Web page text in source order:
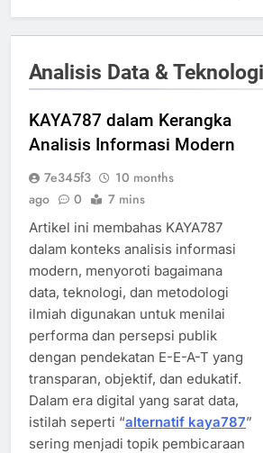
Analisis Data &
KAYA787 dalam Kerangka
Analisis Informasi Modern
7e345f3
10 months
ago
0 7 mins
Artikel ini membahas KAYA787
dalam konteks analisis informasi
modern, menyoroti bagaimana
data, teknologi, dan metodologi
ilmiah digunakan untuk menilai
performa dan persepsi publik
dengan pendekatan E-E-A-T yang
transparan, objektif, dan edukatif.
Dalam era digital yang sarat data,
istilah seperti “alternatif kaya787”
sering menjadi topik pembicaraan